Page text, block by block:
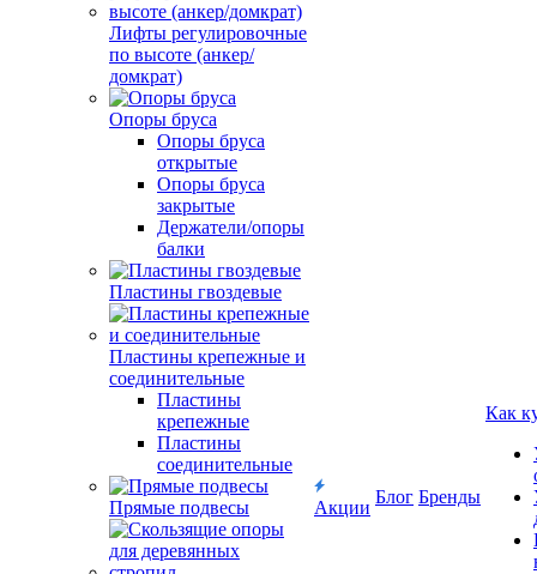
Лифты регулировочные
по высоте (анкер/
домкрат)
Опоры бруса
Опоры бруса
открытые
Опоры бруса
закрытые
Держатели/опоры
балки
Пластины гвоздевые
Пластины крепежные и
соединительные
Пластины
крепежные
Пластины
соединительные
Прямые подвесы Акции
Блог Бренды
Как